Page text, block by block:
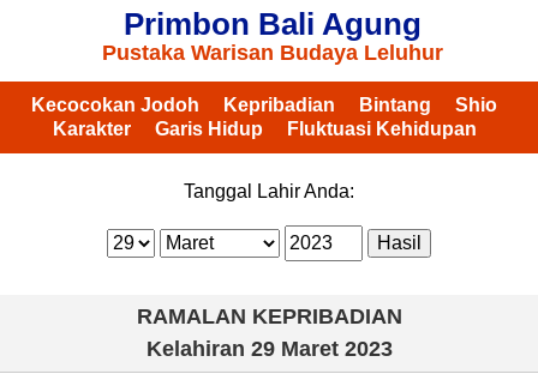
Primbon Bali Agung
Pustaka Warisan Budaya Leluhur
Kecocokan Jodoh Kepribadian Bintang
Shio
Karakter
Garis Hidup Fluktuasi Kehidupan
Tanggal Lahir Anda:
RAMALAN KEPRIBADIAN
Kelahiran 29 Maret 2023